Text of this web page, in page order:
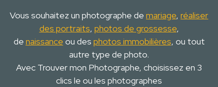
Vous souhaitez un photographe de mariage, réaliser
des portraits, photos de grossesse,
de naissance ou des photos immobilières, ou tout
autre type de photo.
Avec Trouver mon Photographe, choisissez en 3
clics le ou les photographes